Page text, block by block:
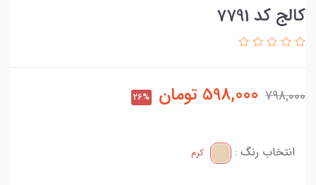
کالج کد 7791
798,000
598,000 تومان 26%
انتخاب رنگ : کرم